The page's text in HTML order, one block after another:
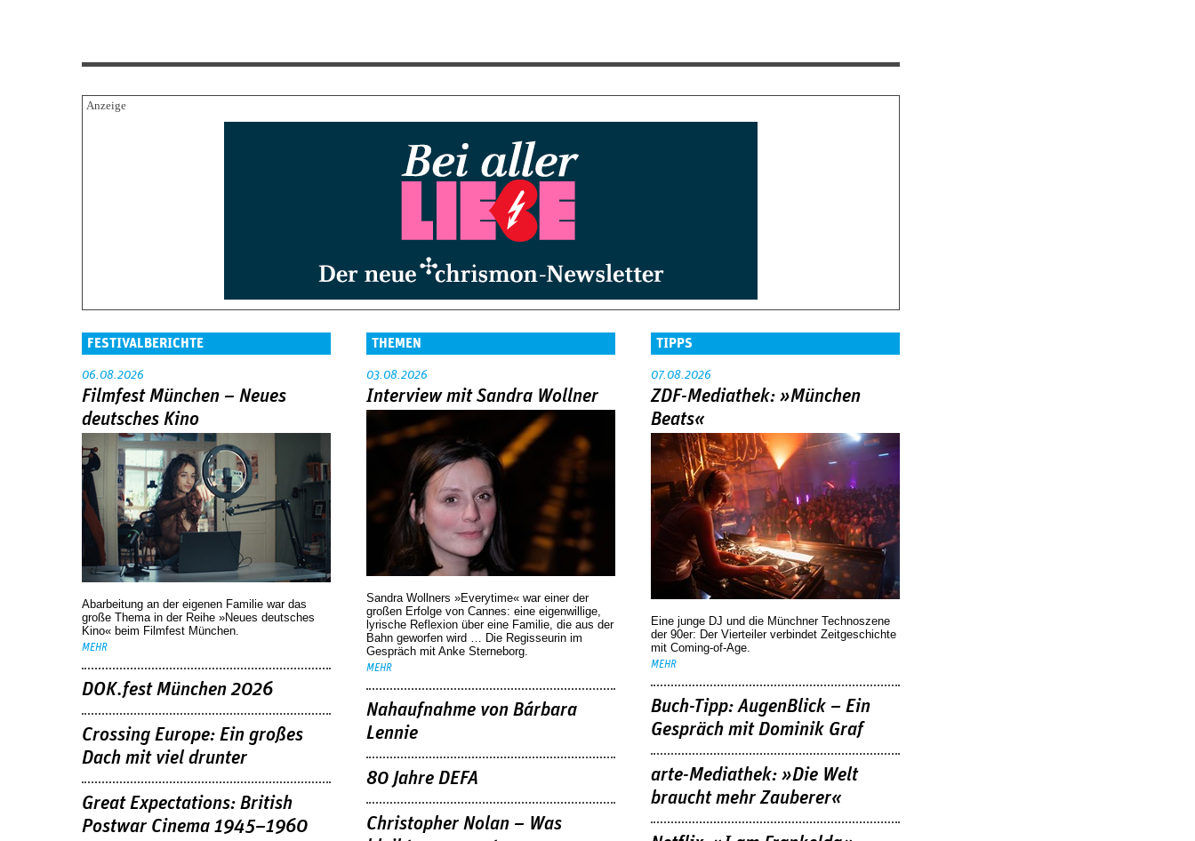
FESTIVALBERICHTE
06.08.2026
Filmfest München – Neues
deutsches Kino
Abarbeitung an der eigenen Familie war das
große Thema in der Reihe »Neues deutsches
Kino« beim Filmfest München.
MEHR
DOK.fest München 2026
Crossing Europe: Ein großes
Dach mit viel drunter
Great Expectations: British
Postwar Cinema 1945–1960
THEMEN
03.08.2026
Interview mit Sandra Wollner
Sandra Wollners »Everytime« war einer der
großen Erfolge von Cannes: eine eigenwillige,
lyrische Reflexion über eine ­Familie, die aus der
Bahn geworfen wird … Die Regisseurin im
Gespräch mit Anke Sterneborg.
MEHR
Nahaufnahme von Bárbara
Lennie
80 Jahre DEFA
Christopher Nolan – Was
TIPPS
07.08.2026
ZDF-Mediathek: »München
Beats«
Eine junge DJ und die Münchner Technoszene
der 90er: Der Vierteiler verbindet Zeitgeschichte
mit Coming-of-Age.
MEHR
Buch-Tipp: AugenBlick – Ein
Gespräch mit Dominik Graf
arte-Mediathek: »Die Welt
braucht mehr Zauberer«